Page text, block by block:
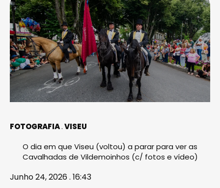
FOTOGRAFIA VISEU
O dia em que Viseu (voltou) a parar para ver as
Cavalhadas de Vildemoinhos (c/ fotos e vídeo)
Junho 24, 2026 . 16:43